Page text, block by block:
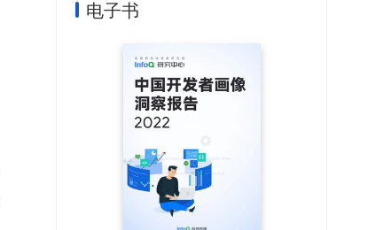
电子书